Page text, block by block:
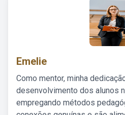
Emelie
Como mentor, minha
desenvolvimento dos alunos
empregando métodos